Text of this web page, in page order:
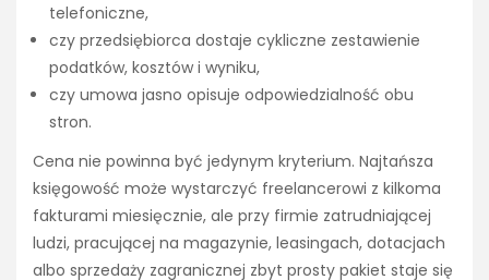
telefoniczne,
czy przedsiębiorca dostaje cykliczne zestawienie
podatków, kosztów i wyniku,
czy umowa jasno opisuje odpowiedzialność obu
stron.
Cena nie powinna być jedynym kryterium. Najtańsza
księgowość może wystarczyć freelancerowi z kilkoma
fakturami miesięcznie, ale przy firmie zatrudniającej
ludzi, pracującej na magazynie, leasingach, dotacjach
albo sprzedaży zagranicznej zbyt prosty pakiet staje się